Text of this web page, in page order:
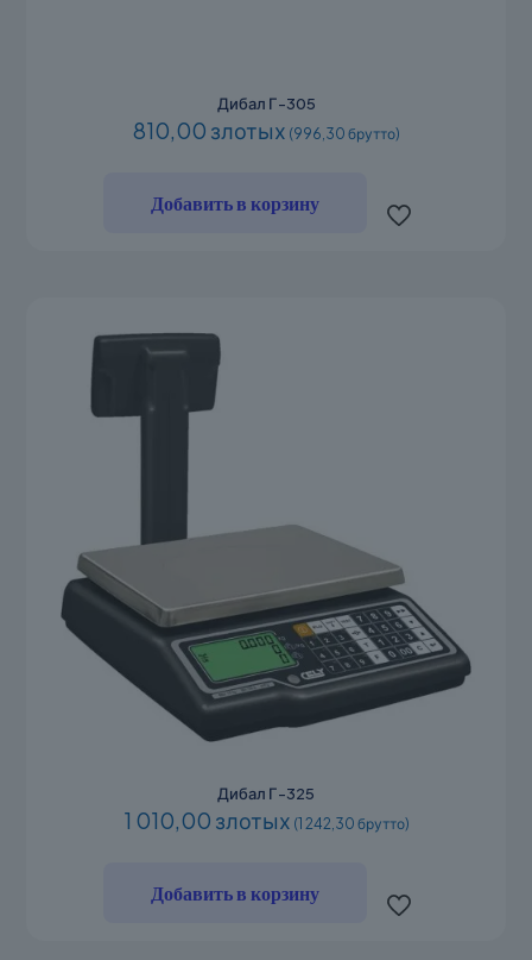
Дибал Г-305
810,00 злотых (996,30 брутто)
Добавить в корзину
Дибал Г-325
1 010,00 злотых (1 242,30 брутто)
Добавить в корзину